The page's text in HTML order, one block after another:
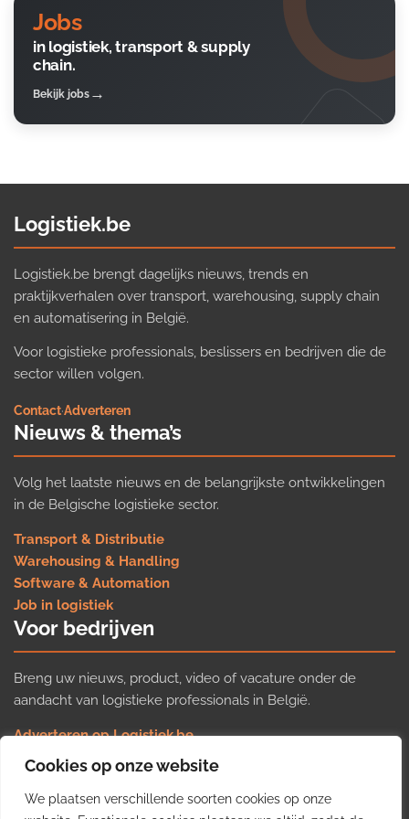
Cookies op onze website
We plaatsen verschillende soorten cookies op onze
Jobs
in logistiek, transport & supply
chain.
Bekijk jobs
Logistiek.be
Logistiek.be brengt dagelijks nieuws, trends en
praktijkverhalen over transport, warehousing, supply chain
en automatisering in België.
Voor logistieke professionals, beslissers en bedrijven die de
sector willen volgen.
Contact·Adverteren
Nieuws & thema’s
Volg het laatste nieuws en de belangrijkste ontwikkelingen
in de Belgische logistieke sector.
Transport & Distributie
Warehousing & Handling
Software & Automation
Job in logistiek
Voor bedrijven
Breng uw nieuws, product, video of vacature onder de
aandacht van logistieke professionals in België.
Adverteren op Logistiek.be
Nieuws insturen
Uw video op Logistiek.TV
Job plaatsen